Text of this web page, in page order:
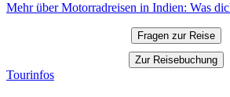
Mehr über Motorradreisen in Indien: Was
Fragen zur Reise
Zur Reisebuchung
Tourinfos